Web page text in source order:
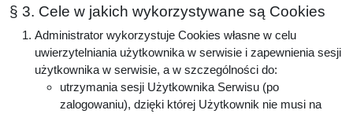
§ 3. Cele w jakich wykorzystywane są Cookies
Administrator wykorzystuje Cookies własne w celu
uwierzytelniania użytkownika w serwisie i zapewnienia sesji
użytkownika w serwisie, a w szczególności do:
utrzymania sesji Użytkownika Serwisu (po
zalogowaniu), dzięki której Użytkownik nie musi na